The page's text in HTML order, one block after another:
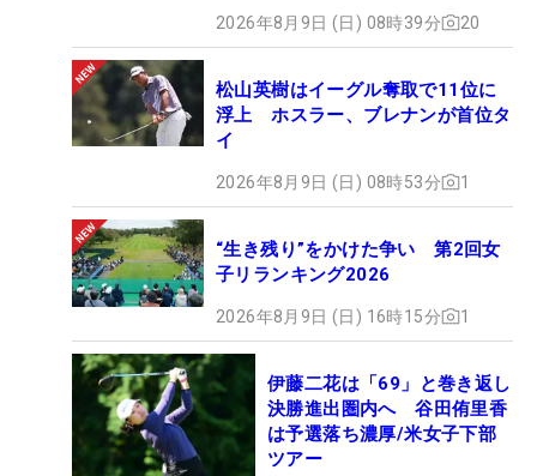
2026年8月9日 (日) 08時39分 20
松山英樹はイーグル奪取で11位に
浮上 ホスラー、ブレナンが首位タ
イ
2026年8月9日 (日) 08時53分 1
“生き残り”をかけた争い 第2回女
子リランキング2026
2026年8月9日 (日) 16時15分 1
伊藤二花は「69」と巻き返し
決勝進出圏内へ 谷田侑里香
は予選落ち濃厚/米女子下部
ツアー